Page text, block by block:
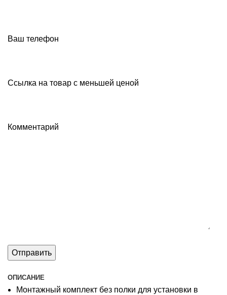
Ваш телефон
Ссылка на товар с меньшей ценой
Комментарий
ОПИСАНИЕ
Монтажный комплект без полки для установки в